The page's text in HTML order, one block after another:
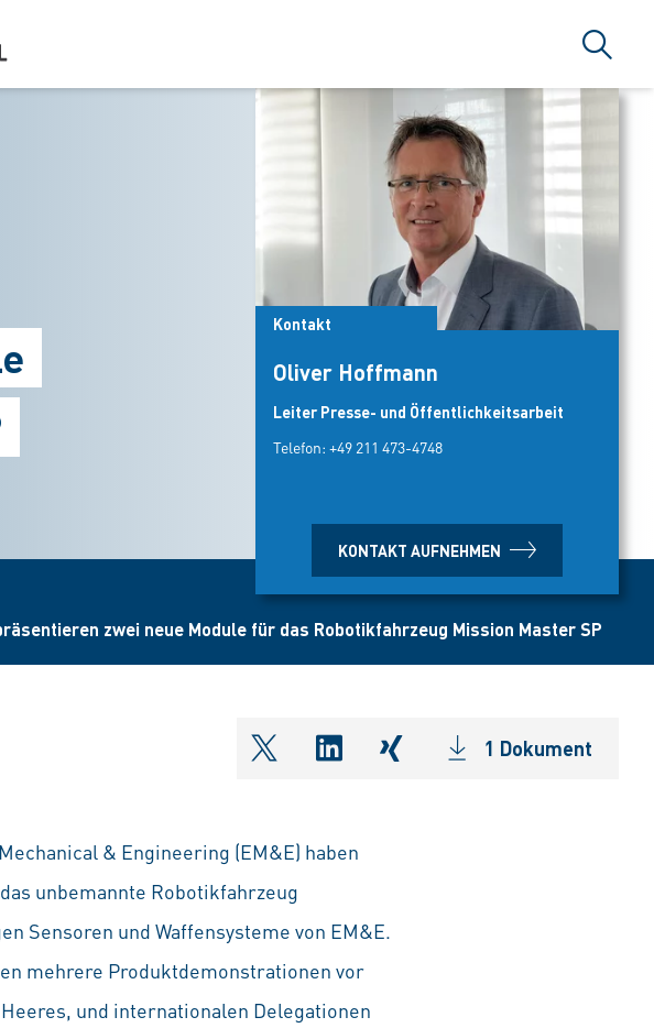
Suche
Kontakt
Oliver Hoffmann
Leiter Presse- und Öffentlichkeitsarbeit
Telefon: +49 211 473-4748
KONTAKT AUFNEHMEN
zwei neue Module für das Robotikfahrzeug Mission Master SP
shareOntwitter
shareOnlinkedIn
shareOnxing1 Dokument
& Engineering (EM&E) haben
unbemannte Robotikfahrzeug
Sensoren und Waffensysteme von EM&E.
mehrere Produktdemonstrationen vor
und internationalen Delegationen